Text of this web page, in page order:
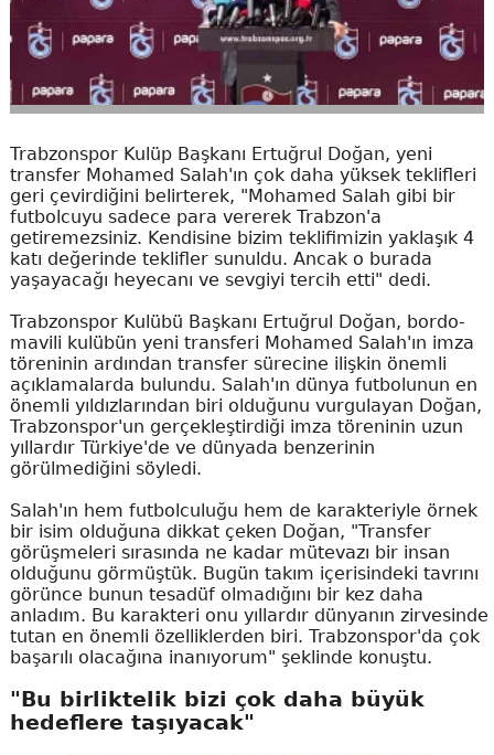
Trabzonspor Kulüp Başkanı Ertuğrul Doğan, yeni
transfer Mohamed Salah'ın çok daha yüksek teklifleri
geri çevirdiğini belirterek, "Mohamed Salah gibi bir
futbolcuyu sadece para vererek Trabzon'a
getiremezsiniz. Kendisine bizim teklifimizin yaklaşık 4
katı değerinde teklifler sunuldu. Ancak o burada
yaşayacağı heyecanı ve sevgiyi tercih etti" dedi.
Trabzonspor Kulübü Başkanı Ertuğrul Doğan, bordo-
mavili kulübün yeni transferi Mohamed Salah'ın imza
töreninin ardından transfer sürecine ilişkin önemli
açıklamalarda bulundu. Salah'ın dünya futbolunun en
önemli yıldızlarından biri olduğunu vurgulayan Doğan,
Trabzonspor'un gerçekleştirdiği imza töreninin uzun
yıllardır Türkiye'de ve dünyada benzerinin
görülmediğini söyledi.
Salah'ın hem futbolculuğu hem de karakteriyle örnek
bir isim olduğuna dikkat çeken Doğan, "Transfer
görüşmeleri sırasında ne kadar mütevazı bir insan
olduğunu görmüştük. Bugün takım içerisindeki tavrını
görünce bunun tesadüf olmadığını bir kez daha
anladım. Bu karakteri onu yıllardır dünyanın zirvesinde
tutan en önemli özelliklerden biri. Trabzonspor'da çok
başarılı olacağına inanıyorum" şeklinde konuştu.
"Bu birliktelik bizi çok daha büyük
hedeflere taşıyacak"